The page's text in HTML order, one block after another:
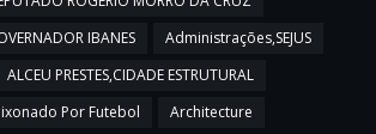
IBANES
Administrações,SEJUS
ALCEU PRESTES,CIDADE ESTRUTURAL
Por Futebol
Architecture